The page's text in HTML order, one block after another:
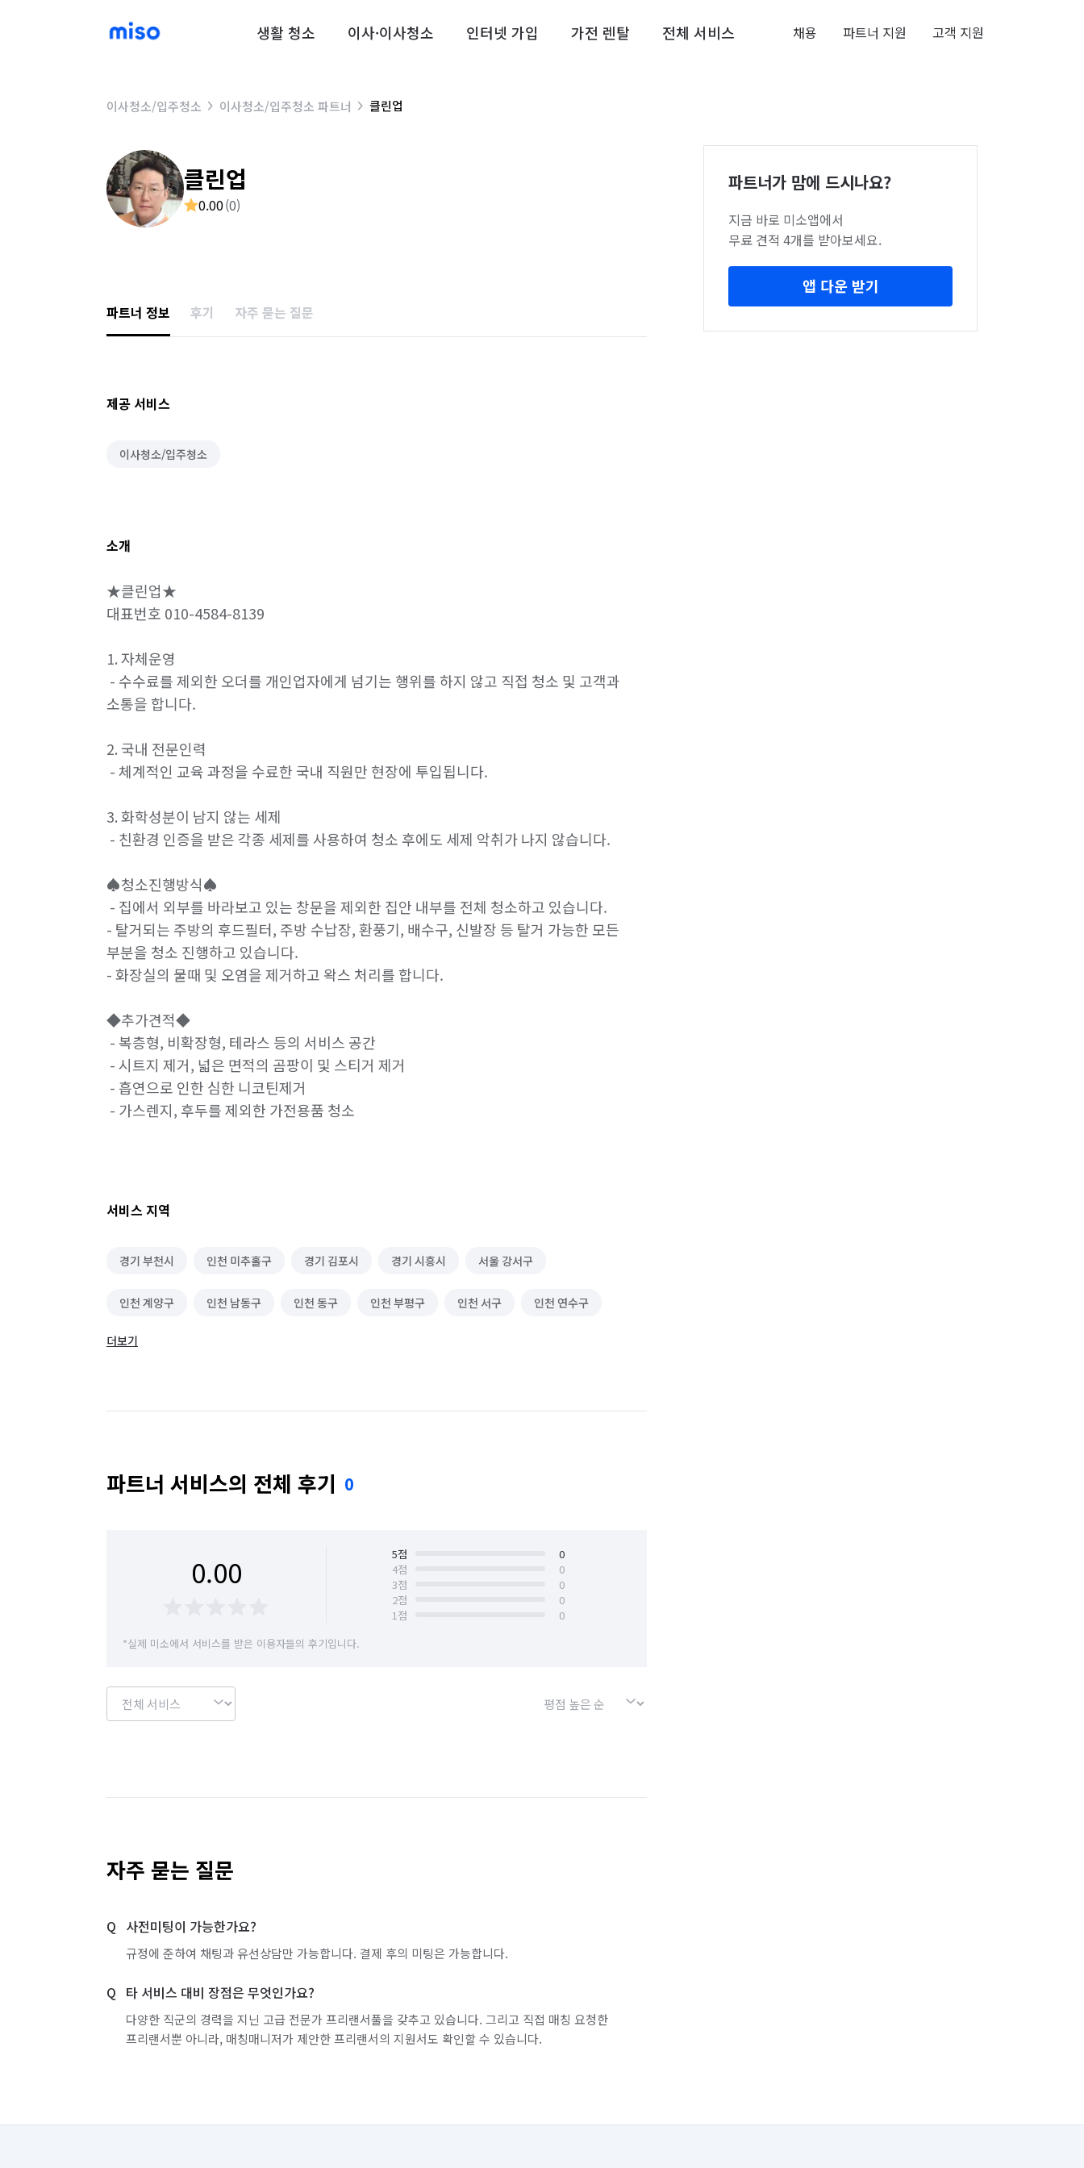
생활 청소 이사·이사청소 인터넷 가입 가전 렌탈 전체 서비스 채용 파트너 지원 고객 지원
이사청소/입주청소 이사청소/입주청소 파트너 클린업
클린업
0.00(0)
파트너 정보 후기 자주 묻는 질문
제공 서비스
이사청소/입주청소
소개
★클린업★
대표번호 010-4584-8139
1. 자체운영
- 수수료를 제외한 오더를 개인업자에게 넘기는 행위를 하지 않고 직접 청소 및 고객과
소통을 합니다.
2. 국내 전문인력
- 체계적인 교육 과정을 수료한 국내 직원만 현장에 투입됩니다.
3. 화학성분이 남지 않는 세제
- 친환경 인증을 받은 각종 세제를 사용하여 청소 후에도 세제 악취가 나지 않습니다.
♠청소진행방식♠
- 집에서 외부를 바라보고 있는 창문을 제외한 집안 내부를 전체 청소하고 있습니다.
- 탈거되는 주방의 후드필터, 주방 수납장, 환풍기, 배수구, 신발장 등 탈거 가능한 모든
부분을 청소 진행하고 있습니다.
- 화장실의 물때 및 오염을 제거하고 왁스 처리를 합니다.
◆추가견적◆
- 복층형, 비확장형, 테라스 등의 서비스 공간
- 시트지 제거, 넓은 면적의 곰팡이 및 스티거 제거
- 흡연으로 인한 심한 니코틴제거
- 가스렌지, 후두를 제외한 가전용품 청소
서비스 지역
경기 부천시 인천 미추홀구 경기 김포시 경기 시흥시 서울 강서구
인천 계양구 인천 남동구 인천 동구 인천 부평구 인천 서구 인천 연수구
인천 중구
더보기
파트너 서비스의 전체 후기 0
0.00 5점
0
4점
0
3점
0
2점
0
1점
0
*실제 미소에서 서비스를 받은 이용자들의 후기입니다.
자주 묻는 질문
사전미팅이 가능한가요?
규정에 준하여 채팅과 유선상담만 가능합니다. 결제 후의 미팅은 가능합니다.
타 서비스 대비 장점은 무엇인가요?
다양한 직군의 경력을 지닌 고급 전문가 프리랜서풀을 갖추고 있습니다. 그리고 직접 매칭 요청한
프리랜서뿐 아니라, 매칭매니저가 제안한 프리랜서의 지원서도 확인할 수 있습니다.
파트너가 맘에 드시나요?
지금 바로 미소앱에서
무료 견적 4개를 받아보세요.
앱 다운 받기